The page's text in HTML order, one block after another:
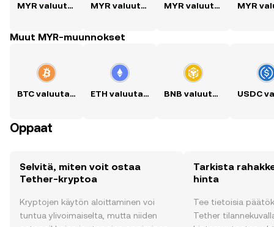
MYR valuutaksi BTC MYR valuutaksi ETH MYR valuutaksi BNB
Muut MYR-muunnokset
BTC valuutaksi MYR ETH valuutaksi MYR BNB valuutaksi MYR
Oppaat
Selvitä, miten voit ostaa
Tether-kryptoa
Kryptojen käytön aloittaminen voi
tuntua ylivoimaiselta, mutta niiden
Tarkista
hinta
Tee tietoisia
Tether